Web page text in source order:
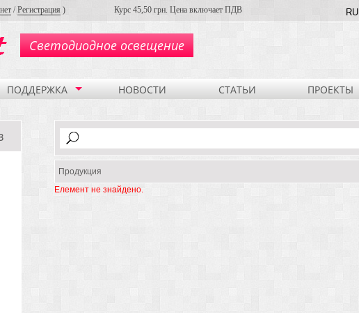
/Регистрация ) Курс 45,50 грн. Цена включает ПДВ RU
Светодиодное освещение
ПОДДЕРЖКА НОВОСТИ СТАТЬИ ПРОЕКТЫ
Продукция
Елемент не знайдено.